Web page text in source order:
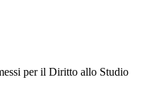
per il Diritto allo Studio